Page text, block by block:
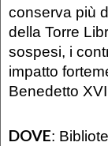
conserva più
della Torre
sospesi, i
impatto
Benedetto
DOVE: